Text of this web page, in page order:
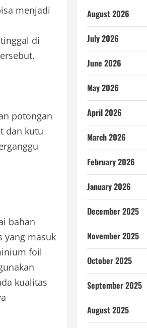
menjadi
di
potongan
dan kutu
bahan
yang masuk
foil
kualitas
August 2026
July 2026
June 2026
May 2026
April 2026
March 2026
February 2026
January 2026
December 2025
November 2025
October 2025
September 2025
August 2025